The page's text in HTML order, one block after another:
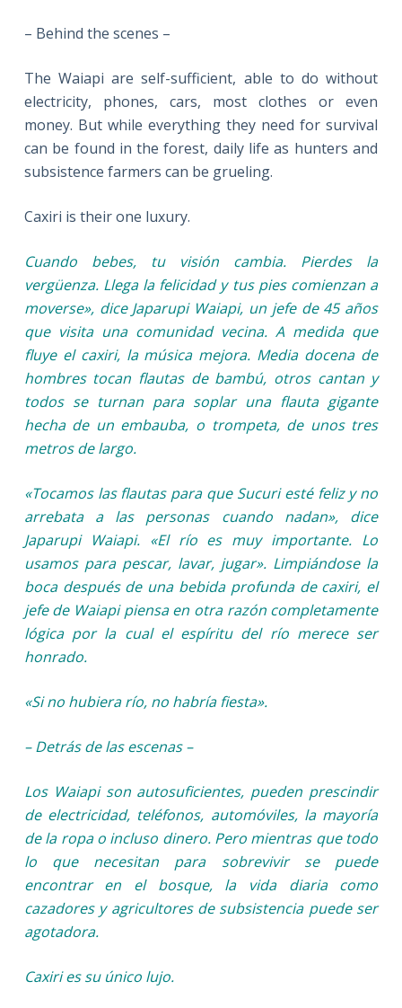
– Behind the scenes –
The Waiapi are self-sufficient, able to do without
electricity, phones, cars, most clothes or even
money. But while everything they need for survival
can be found in the forest, daily life as hunters and
subsistence farmers can be grueling.
Caxiri is their one luxury.
Cuando bebes, tu visión cambia. Pierdes la
vergüenza. Llega la felicidad y tus pies comienzan a
moverse», dice Japarupi Waiapi, un jefe de 45 años
que visita una comunidad vecina. A medida que
fluye el caxiri, la música mejora. Media docena de
hombres tocan flautas de bambú, otros cantan y
todos se turnan para soplar una flauta gigante
hecha de un embauba, o trompeta, de unos tres
metros de largo.
«Tocamos las flautas para que Sucuri esté feliz y no
arrebata a las personas cuando nadan», dice
Japarupi Waiapi. «El río es muy importante. Lo
usamos para pescar, lavar, jugar». Limpiándose la
boca después de una bebida profunda de caxiri, el
jefe de Waiapi piensa en otra razón completamente
lógica por la cual el espíritu del río merece ser
honrado.
«Si no hubiera río, no habría fiesta».
– Detrás de las escenas –
Los Waiapi son autosuficientes, pueden prescindir
de electricidad, teléfonos, automóviles, la mayoría
de la ropa o incluso dinero. Pero mientras que todo
lo que necesitan para sobrevivir se puede
encontrar en el bosque, la vida diaria como
cazadores y agricultores de subsistencia puede ser
agotadora.
Caxiri es su único lujo.